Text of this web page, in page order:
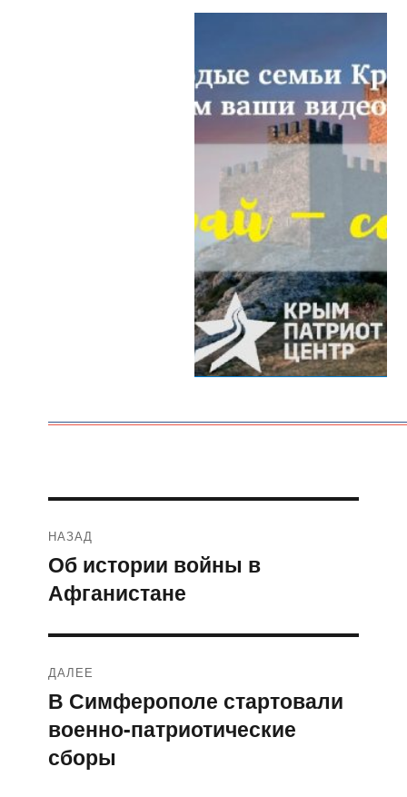
по
записям
НАЗАД
Предыдущая
запись:
Об истории войны в
Афганистане
ДАЛЕЕ
Следующая
запись:
В Симферополе стартовали
военно-патриотические
сборы